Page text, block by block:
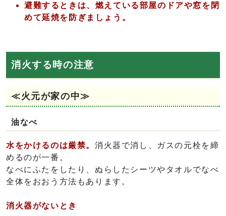
避難するときは、燃えている部屋のドアや窓を閉
めて延焼を防ぎましょう。
消火する時の注意
≪火元が家の中≫
油なべ
水をかけるのは厳禁。 消火器で消し、ガスの元栓を締
めるのが一番。
なべにふたをしたり、ぬらしたシーツやタオルでなべ
全体をおおう方法もあります。
消火器がないとき